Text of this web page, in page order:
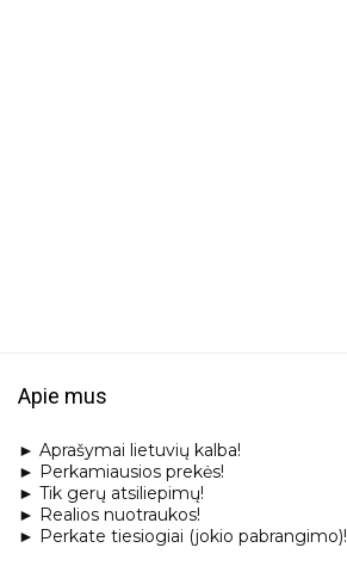
Apie mus
► Aprašymai lietuvių kalba!
► Perkamiausios prekės!
► Tik gerų atsiliepimų!
► Realios nuotraukos!
► Perkate tiesiogiai (jokio pabrangimo)!